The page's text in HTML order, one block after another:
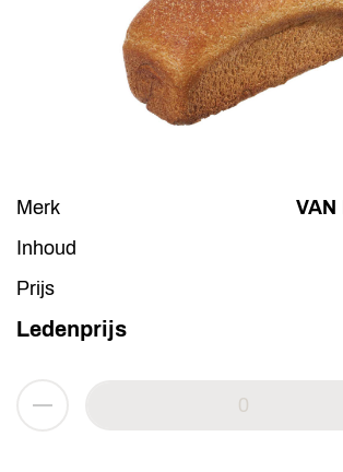
Merk
VAN
Inhoud
Prijs
Ledenprijs